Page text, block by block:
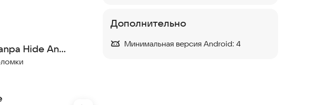
Hide And
Дополнительно
Минимальная версия Android: 4